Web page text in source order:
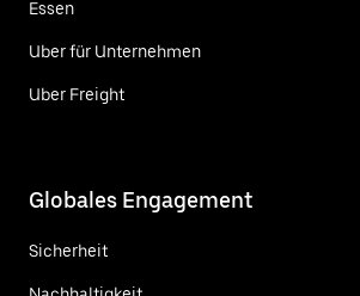
Essen
Uber für Unternehmen
Uber Freight
Globales Engagement
Sicherheit